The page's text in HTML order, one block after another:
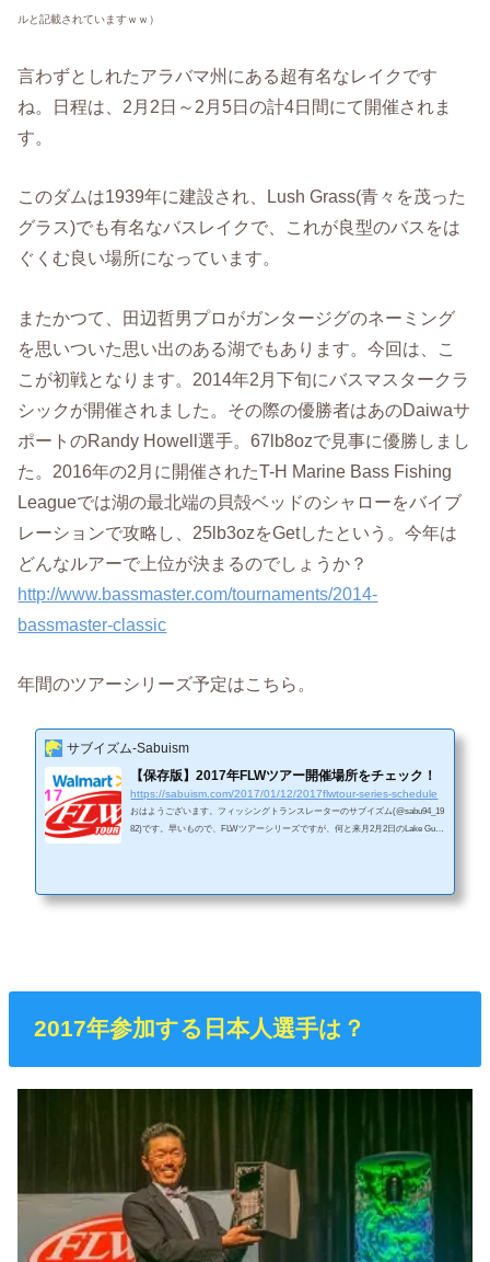
ルと記載されていますｗｗ）
言わずとしれたアラバマ州にある超有名なレイクです
ね。日程は、2月2日～2月5日の計4日間にて開催されま
す。
このダムは1939年に建設され、Lush Grass(青々を茂った
グラス)でも有名なバスレイクで、これが良型のバスをは
ぐくむ良い場所になっています。
またかつて、田辺哲男プロがガンタージグのネーミング
を思いついた思い出のある湖でもあります。今回は、こ
こが初戦となります。2014年2月下旬にバスマスタークラ
シックが開催されました。その際の優勝者はあのDaiwaサ
ポートのRandy Howell選手。67lb8ozで見事に優勝しまし
た。2016年の2月に開催されたT-H Marine Bass Fishing
Leagueでは湖の最北端の貝殻ベッドのシャローをバイブ
レーションで攻略し、25lb3ozをGetしたという。今年は
どんなルアーで上位が決まるのでしょうか？
http://www.bassmaster.com/tournaments/2014-
bassmaster-classic
年間のツアーシリーズ予定はこちら。
サブイズム-Sabuism
【保存版】2017年FLWツアー開催場所をチェック！
https://sabuism.com/2017/01/12/2017flwtour-series-schedule
おはようございます。フィッシングトランスレーターのサブイズム(@sabu94_19
82)です。早いもので、FLWツアーシリーズですが、何と来月2月2日のLake Gunt
2017年参加する日本人選手は？